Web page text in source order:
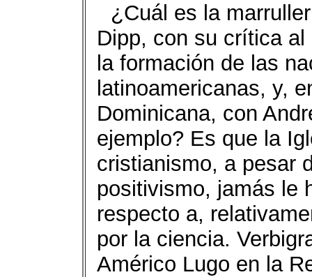
¿Cuál es la
Dipp, con su crítica
la formación de las
latinoamericanas, y,
Dominicana, con
ejemplo? Es que la
cristianismo, a pesar
positivismo, jamás le
respecto a,
por la ciencia.
Américo Lugo en la